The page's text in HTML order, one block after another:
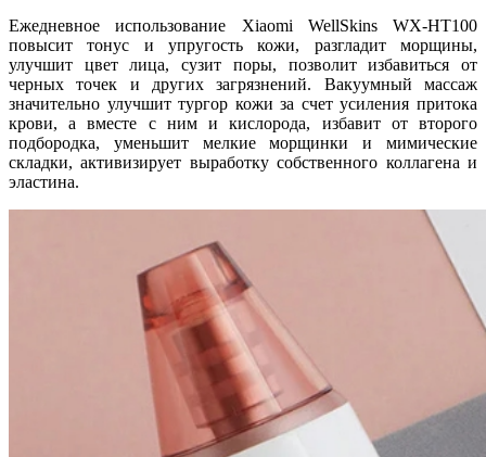
Ежедневное использование Xiaomi WellSkins WX-HT100
повысит тонус и упругость кожи, разгладит морщины,
улучшит цвет лица, сузит поры, позволит избавиться от
черных точек и других загрязнений. Вакуумный массаж
значительно улучшит тургор кожи за счет усиления притока
крови, а вместе с ним и кислорода, избавит от второго
подбородка, уменьшит мелкие морщинки и мимические
складки, активизирует выработку собственного коллагена и
эластина.